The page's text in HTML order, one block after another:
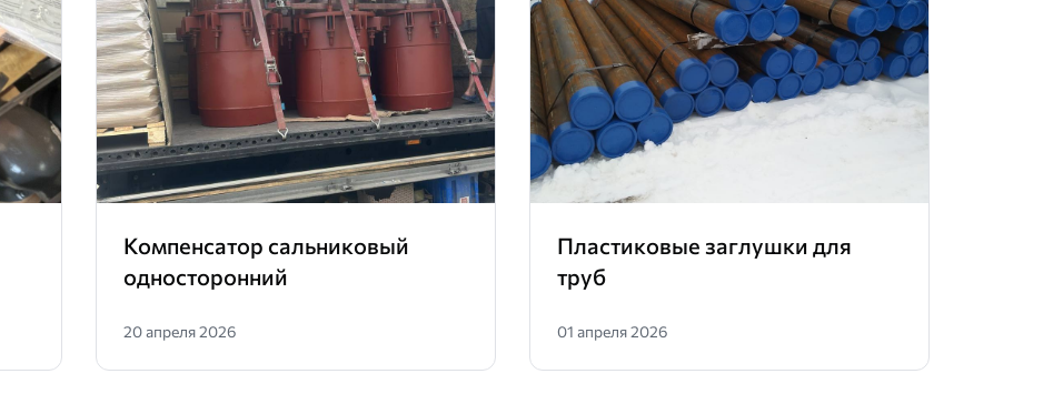
Компенсатор сальниковый
односторонний
20 апреля 2026
Пластиковые заглушки для
труб
01 апреля 2026